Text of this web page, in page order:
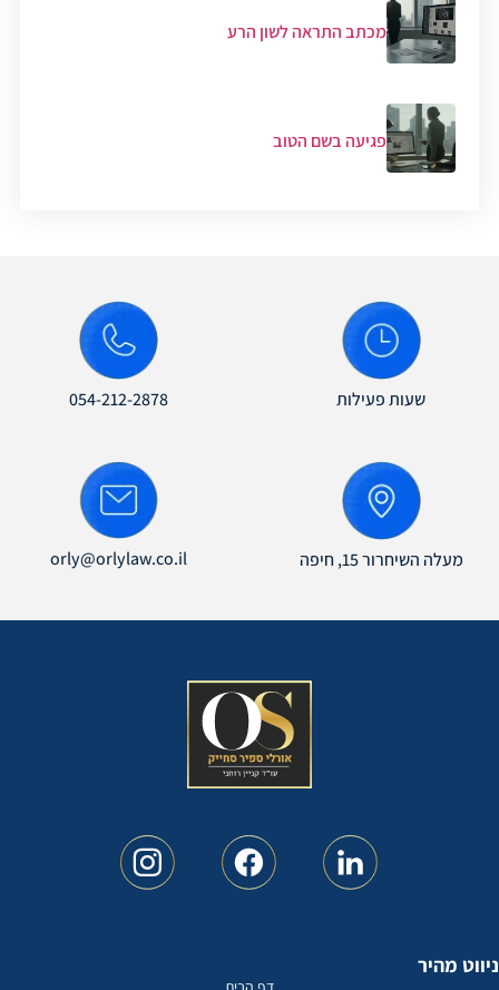
מכתב התראה לשון הרע
פגיעה בשם הטוב
שעות פעילות 054-212-2878
מעלה השיחרור 15, חיפה orly@orlylaw.co.il
מהיר